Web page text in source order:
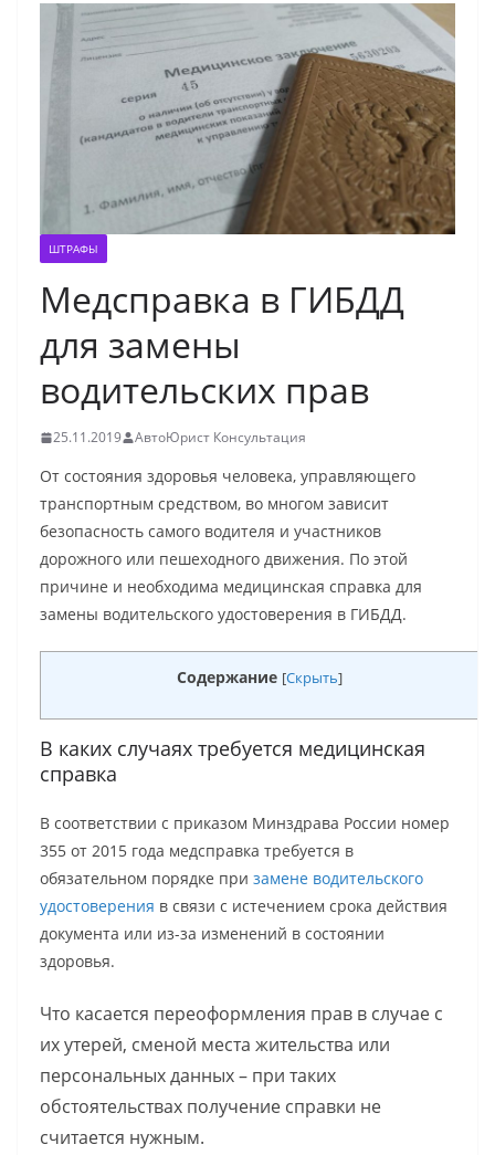
ШТРАФЫ
Медсправка в ГИБДД
для замены
водительских прав
25.11.2019 АвтоЮрист Консультация
От состояния здоровья человека, управляющего
транспортным средством, во многом зависит
безопасность самого водителя и участников
дорожного или пешеходного движения. По этой
причине и необходима медицинская справка для
замены водительского удостоверения в ГИБДД.
Содержание [Скрыть]
В каких случаях требуется медицинская
справка
В соответствии с приказом Минздрава России номер
355 от 2015 года медсправка требуется в
обязательном порядке при замене водительского
удостоверения в связи с истечением срока действия
документа или из-за изменений в состоянии
здоровья.
Что касается переоформления прав в случае с
их утерей, сменой места жительства или
персональных данных – при таких
обстоятельствах получение справки не
считается нужным.